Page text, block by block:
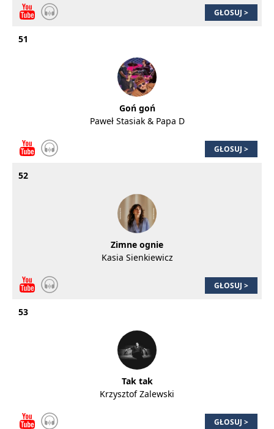
GŁOSUJ >
51
Goń goń
Paweł Stasiak & Papa D
GŁOSUJ >
52
Zimne ognie
Kasia Sienkiewicz
GŁOSUJ >
53
Tak tak
Krzysztof Zalewski
GŁOSUJ >